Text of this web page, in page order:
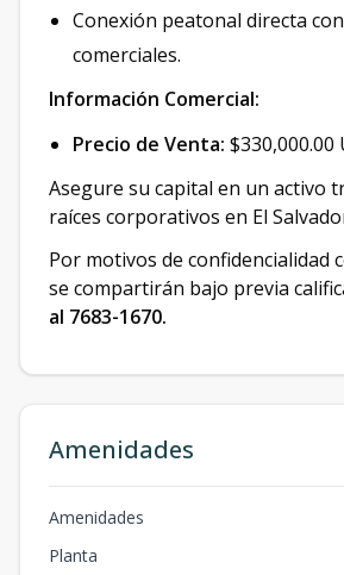
Conexión peatonal directa
comerciales.
Información Comercial:
Precio de Venta: $330,000.00
Asegure su capital en un activo
raíces corporativos en El
Por motivos de confidencialidad
se compartirán bajo previa
al 7683-1670.
Amenidades
Amenidades
Planta